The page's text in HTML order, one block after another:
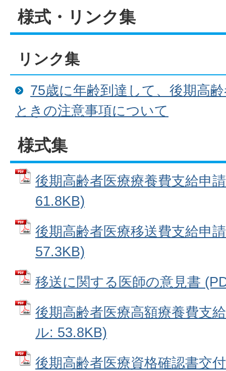
様式・リンク集
リンク集
75歳に年齢到達して、後期高
ときの注意事項について
様式集
後期高齢者医療療養費支給申
61.8KB)
後期高齢者医療移送費支給申
57.3KB)
移送に関する医師の意見書
後期高齢者医療高額療養費支
ル: 53.8KB)
後期高齢者医療資格確認書交